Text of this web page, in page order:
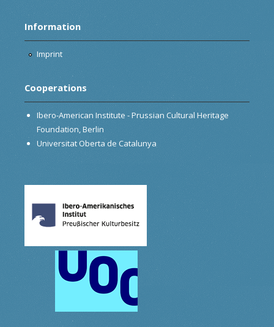
Information
Imprint
Cooperations
Ibero-American Institute - Prussian Cultural Heritage
Foundation, Berlin
Universitat Oberta de Catalunya